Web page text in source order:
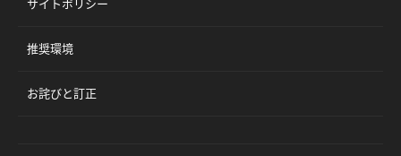
推奨環境
お詫びと訂正